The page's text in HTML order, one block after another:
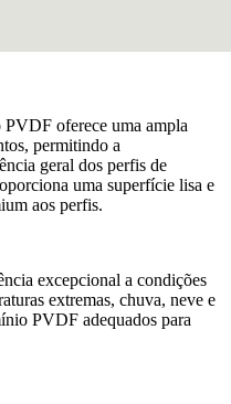
oferece uma ampla
permitindo a
geral dos perfis de
uma superfície lisa e
aos perfis.
excepcional a condições
extremas, chuva, neve e
PVDF adequados para